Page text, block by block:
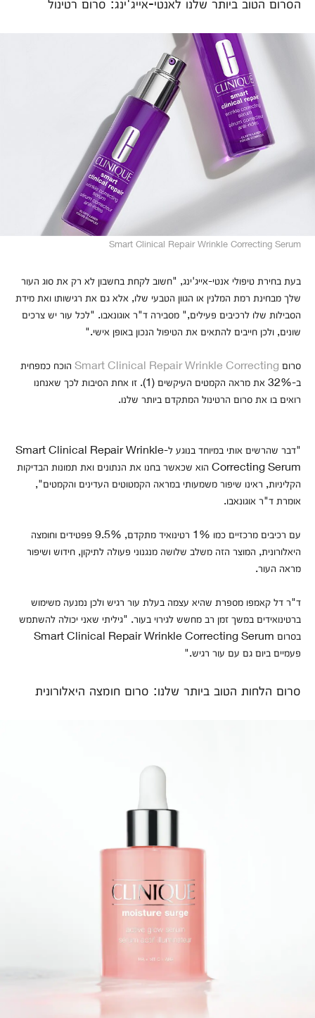
Smart Clinical Repair Wrinkle Correcting Serum
בעת בחירת טיפולי אנטי-אייג'ינג, "חשוב לקחת בחשבון לא רק את סוג העור
שלך מבחינת רמת המלנין או הגוון הטבעי שלו, אלא גם את רגישותו ואת מידת
הסבילות שלו לרכיבים פעילים," מסבירה ד"ר אוגונאבו. "לכל עור יש צרכים
שונים, ולכן חייבים להתאים את הטיפול הנכון באופן אישי."
סרום Smart Clinical Repair Wrinkle Correcting הוכח כמפחית
ב-32% את מראה הקמטים העיקשים (1). זו אחת הסיבות לכך שאנחנו
רואים בו את סרום הרטינול המתקדם ביותר שלנו.
"דבר שהרשים אותי במיוחד בנוגע ל-Smart Clinical Repair Wrinkle
Correcting Serum הוא שכאשר בחנו את הנתונים ואת תמונות הבדיקות
הקליניות, ראינו שיפור משמעותי במראה הקמטוטים העדינים והקמטים",
אומרת ד"ר אוגונאבו.
עם רכיבים מרכזיים כמו 1% רטינואיד מתקדם, 9.5% פפטידים וחומצה
היאלורונית, המוצר הזה משלב שלושה מנגנוני פעולה לתיקון, חידוש ושיפור
מראה העור.
ד"ר דל קאמפו מספרת שהיא עצמה בעלת עור רגיש ולכן נמנעה משימוש
ברטינואידים במשך זמן רב מחשש לגירוי בעור. "גיליתי שאני יכולה להשתמש
בסרום Smart Clinical Repair Wrinkle Correcting Serum
פעמיים ביום גם עם עור רגיש."
סרום הלחות הטוב ביותר שלנו: סרום חומצה היאלורונית